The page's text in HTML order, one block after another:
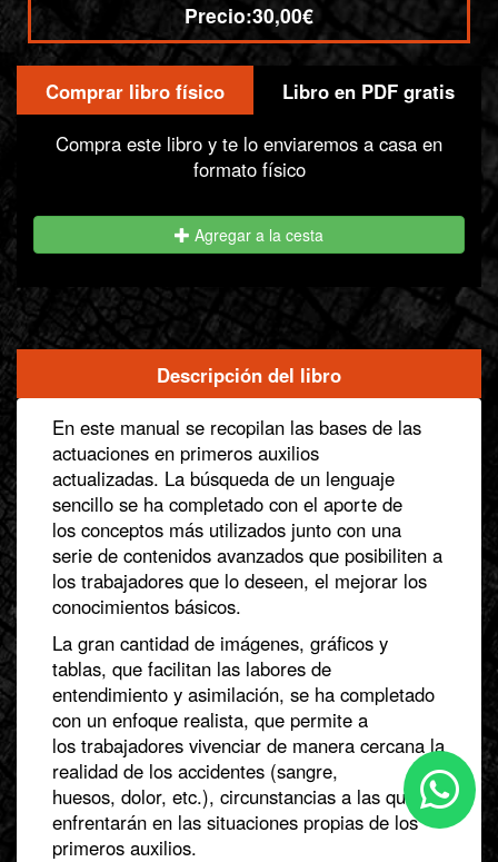
Precio:30,00€
Compra / Acceso
Comprar libro físico
Libro en PDF gratis
Compra este libro y te lo enviaremos a casa en
formato físico
Agregar a la cesta
Informacion
Descripción del libro
activa)
En este manual se recopilan las bases de las
actuaciones en primeros auxilios
actualizadas. La búsqueda de un lenguaje
sencillo se ha completado con el aporte de
los conceptos más utilizados junto con una
serie de contenidos avanzados que posibiliten a
los trabajadores que lo deseen, el mejorar los
conocimientos básicos.
La gran cantidad de imágenes, gráficos y
tablas, que facilitan las labores de
entendimiento y asimilación, se ha completado
con un enfoque realista, que permite a
los trabajadores vivenciar de manera cercana la
realidad de los accidentes (sangre,
huesos, dolor, etc.), circunstancias a las que se
enfrentarán en las situaciones propias de los
primeros auxilios.